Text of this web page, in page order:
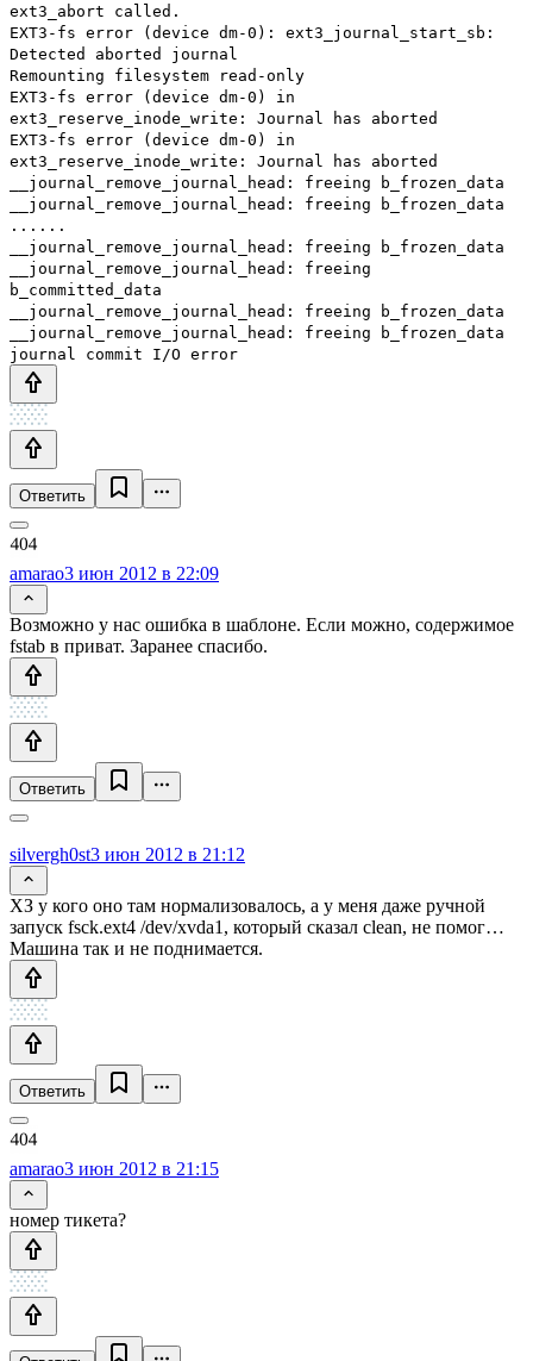
ext3_abort called.
EXT3-fs error (device dm-0): ext3_journal_start_sb:
Detected aborted journal
Remounting filesystem read-only
EXT3-fs error (device dm-0) in
ext3_reserve_inode_write: Journal has aborted
EXT3-fs error (device dm-0) in
ext3_reserve_inode_write: Journal has aborted
__journal_remove_journal_head: freeing b_frozen_data
__journal_remove_journal_head: freeing b_frozen_data
......
__journal_remove_journal_head: freeing b_frozen_data
__journal_remove_journal_head: freeing
b_committed_data
__journal_remove_journal_head: freeing b_frozen_data
__journal_remove_journal_head: freeing b_frozen_data
journal commit I/O error
Ответить
amarao3 июн 2012 в 22:09
Возможно у нас ошибка в шаблоне. Если можно, содержимое
fstab в приват. Заранее спасибо.
Ответить
silvergh0st3 июн 2012 в 21:12
ХЗ у кого оно там нормализовалось, а у меня даже ручной
запуск fsck.ext4 /dev/xvda1, который сказал clean, не помог…
Машина так и не поднимается.
Ответить
amarao3 июн 2012 в 21:15
номер тикета?